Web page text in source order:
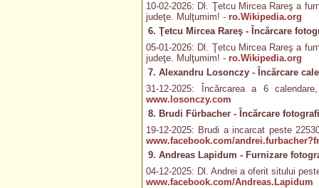
10-02-2026: Dl. Ţetcu Mircea Rareş a
judeţe. Mulţumim! - ro.Wikipedia.org
6. Ţetcu Mircea Rareş - Încărcare
05-01-2026: Dl. Ţetcu Mircea Rareş a
judeţe. Mulţumim! - ro.Wikipedia.org
7. Alexandru Losonczy - Încărcare
31-12-2025: Încărcarea a 6
www.losonczy.com
8. Brudi Fürbacher - Încărcare
19-12-2025: Brudi a incarcat peste
www.facebook.com/
9. Andreas Lapidum - Furnizare
04-12-2025: Dl. Andrei a oferit sitului
www.facebook.com/Andreas.Lapidum